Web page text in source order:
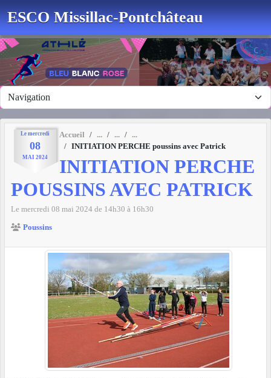
ESCO Missillac-Pontchâteau
Le mercredi
08
MAI 2024
Accueil
INITIATION PERCHE poussins avec Patrick
INITIATION PERCHE
POUSSINS AVEC PATRICK
Le mercredi 08 mai 2024 de 14h30 à 16h30
Poussins